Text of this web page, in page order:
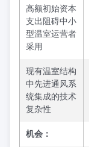
高额初始资本
支出阻碍中小
型温室运营者
采用
现有温室结构
中先进通风系
统集成的技术
复杂性
机会：